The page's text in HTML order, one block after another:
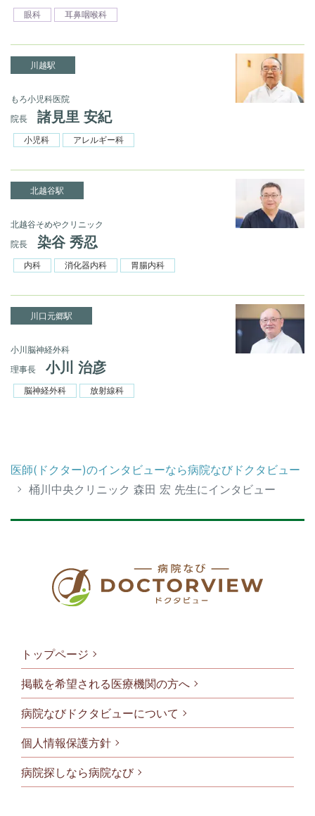
眼科 耳鼻咽喉科
川越駅
もろ小児科医院
院長
諸見里 安紀
小児科 アレルギー科
北越谷駅
北越谷そめやクリニック
院長
染谷 秀忍
内科 消化器内科 胃腸内科
川口元郷駅
小川脳神経外科
理事長
小川 治彦
脳神経外科 放射線科
医師(ドクター)のインタビューなら病院なびドクタビュー
桶川中央クリニック 森田 宏 先生にインタビュー
フッタメニ
トップページ
掲載を希望される医療機関の方へ
病院なびドクタビューについて
個人情報保護方針
病院探しなら病院なび